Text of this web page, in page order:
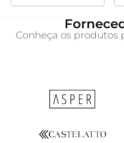
Conheça os produtos